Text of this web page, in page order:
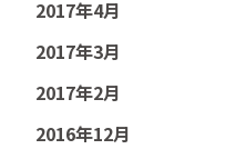
2017年4月
2017年3月
2017年2月
2016年12月